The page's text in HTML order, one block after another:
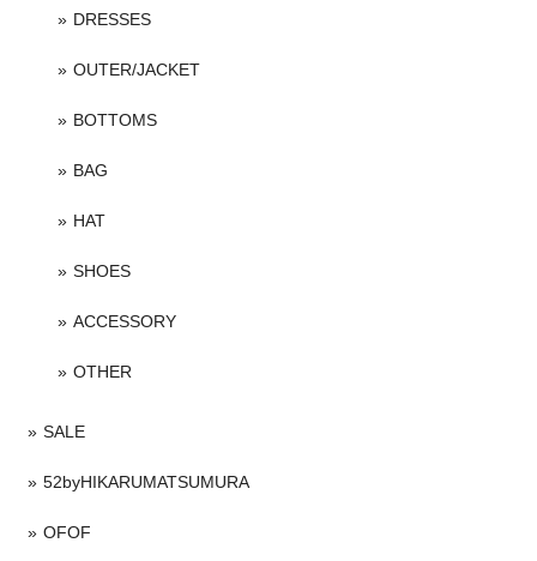
DRESSES
OUTER/JACKET
BOTTOMS
BAG
HAT
SHOES
ACCESSORY
OTHER
SALE
52byHIKARUMATSUMURA
OFOF